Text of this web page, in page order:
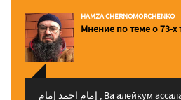
HAMZA CHERNOMORCHENKO
Мнение по теме о 73-х
إمام احمد إمام , Ва алейкум ассалам ва рахматуЛлахи